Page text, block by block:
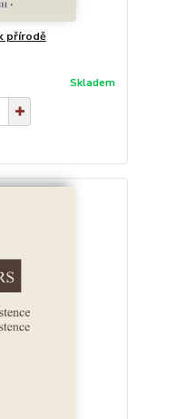
přírodě
Skladem